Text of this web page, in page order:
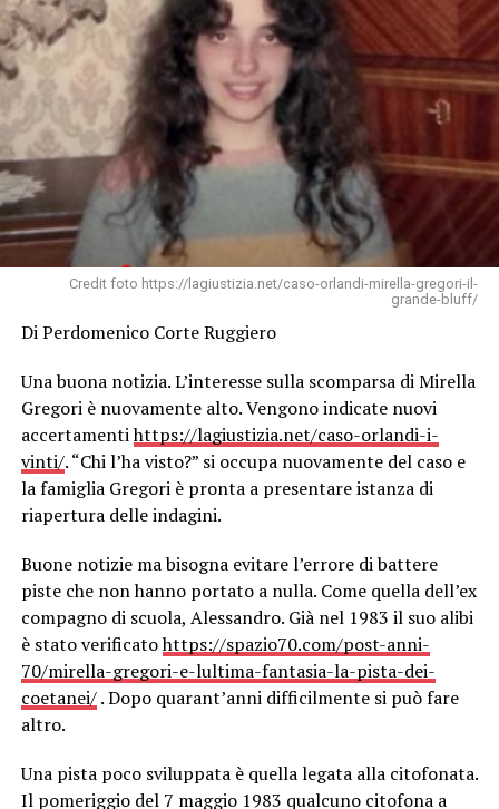
Credit foto https://lagiustizia.net/caso-orlandi-mirella-gregori-il-
grande-bluff/
Di Perdomenico Corte Ruggiero
Una buona notizia. L’interesse sulla scomparsa di Mirella
Gregori è nuovamente alto. Vengono indicate nuovi
accertamentihttps://lagiustizia.net/caso-orlandi-i-
vinti/. “Chi l’ha visto?” si occupa nuovamente del caso e
la famiglia Gregori è pronta a presentare istanza di
riapertura delle indagini.
Buone notizie ma bisogna evitare l’errore di battere
piste che non hanno portato a nulla. Come quella dell’ex
compagno di scuola, Alessandro. Già nel 1983 il suo alibi
è stato verificatohttps://spazio70.com/post-anni-
70/mirella-gregori-e-lultima-fantasia-la-pista-dei-
coetanei/. Dopo quarant’anni difficilmente si può fare
altro.
Una pista poco sviluppata è quella legata alla citofonata.
Il pomeriggio del 7 maggio 1983 qualcuno citofona a